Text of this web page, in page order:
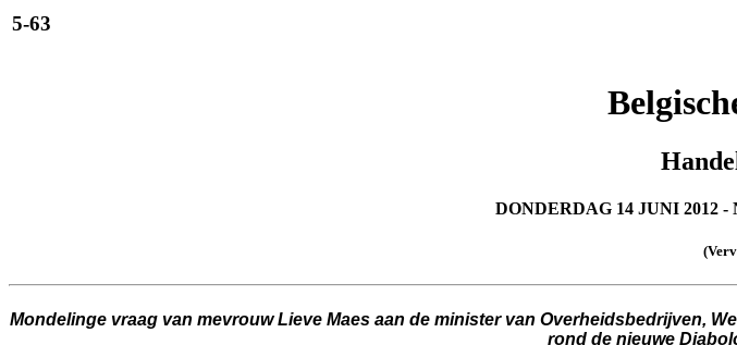
5-63
DONDERDAG 14 JUNI 2012
Mondelinge vraag van mevrouw Lieve Maes aan de minister van Overheidsbedrijven,
rond de nieuwe